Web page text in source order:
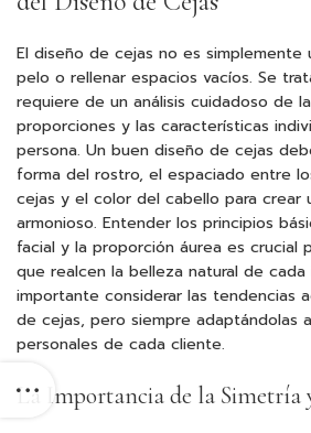
El diseño de cejas no es
pelo o rellenar espacios vacíos. Se
requiere de un análisis cuidadoso de
proporciones y las características
persona. Un buen diseño de cejas
forma del rostro, el espaciado entre
cejas y el color del cabello para crear
armonioso. Entender los principios
facial y la proporción áurea es crucial
que realcen la belleza natural de cada
importante considerar las tendencias
de cejas, pero siempre adaptándolas
personales de cada cliente.
La Importancia de la Simetría